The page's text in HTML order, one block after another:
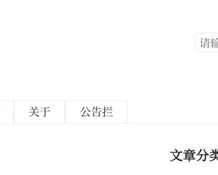
关于 公告拦
文章分